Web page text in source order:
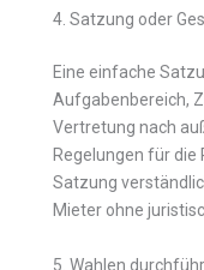
4. Satzung oder
Eine einfache
Aufgabenbereich,
Vertretung nach
Regelungen für die
Satzung
Mieter ohne
5. Wahlen